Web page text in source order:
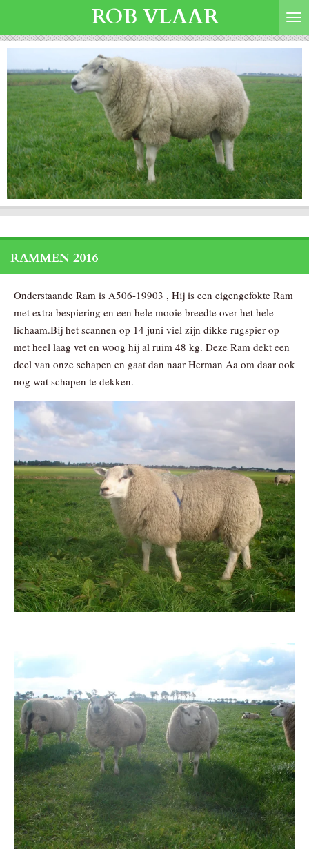
direct
naar
de
hoofdinhoud
ROB VLAAR
RAMMEN 2016
Onderstaande Ram is A506-19903 , Hij is een eigengefokte Ram
met extra bespiering en een hele mooie breedte over het hele
lichaam.Bij het scannen op 14 juni viel zijn dikke rugspier op
met heel laag vet en woog hij al ruim 48 kg. Deze Ram dekt een
deel van onze schapen en gaat dan naar Herman Aa om daar ook
nog wat schapen te dekken.